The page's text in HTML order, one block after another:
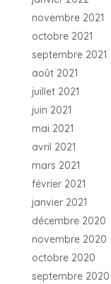
novembre 2021
octobre 2021
septembre 2021
août 2021
juillet 2021
juin 2021
mai 2021
avril 2021
mars 2021
février 2021
janvier 2021
décembre 2020
novembre 2020
octobre 2020
septembre 2020